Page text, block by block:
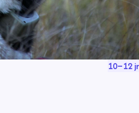
10–12jr